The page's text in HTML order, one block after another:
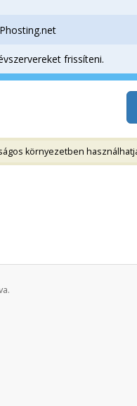
frissíteni.
környezetben